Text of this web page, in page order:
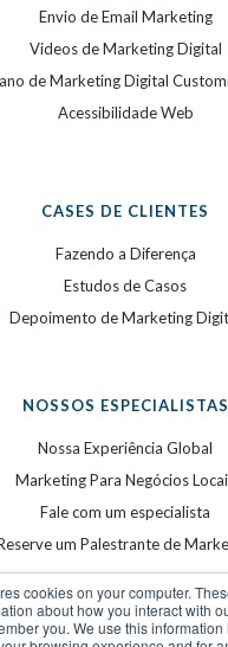
cookies on your computer.
about how you interact with
you. We use this
Envio de Email Marketing
Videos de Marketing Digital
de Marketing Digital
Acessibilidade Web
CASES DE CLIENTES
Fazendo a Diferença
Estudos de Casos
Depoimento de Marketing
NOSSOS ESPECIALISTAS
Nossa Experiência Global
Marketing Para Negócios
Fale com um especialista
um Palestrante de